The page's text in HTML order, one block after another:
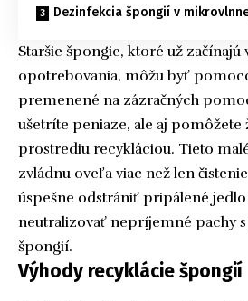
Dezinfekcia špongií v
Staršie špongie, ktoré už
opotrebovania, môžu byť
premenené na zázračných
ušetríte peniaze, ale aj pomôžete
prostrediu recykláciou. Tieto
zvládnu oveľa viac než len
úspešne odstrániť pripálené
neutralizovať nepríjemné pachy
špongií.
Výhody recyklácie špongií